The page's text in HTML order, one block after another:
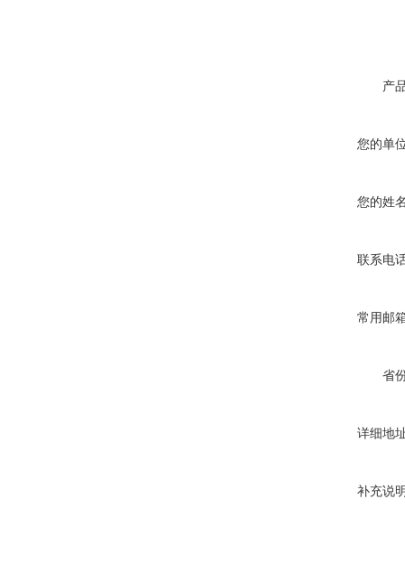
产
您的单
您的姓
联系电
常用邮
省
详细地
补充说